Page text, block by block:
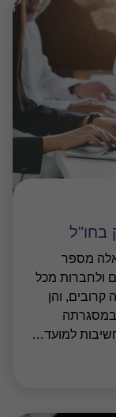
בחו"ל
מספר
ולחברות מכל
והן
במסגרתה
למועד…